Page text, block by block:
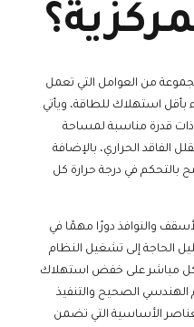
من العوامل التي تعمل
استهلاك للطاقة، ويأتي
ذات قدرة مناسبة لمساحة
الفاقد الحراري، بالإضافة
بالتحكم في درجة حرارة كل
والنوافذ دورًا مهمًا في
الحاجة إلى تشغيل النظام
مباشر على خفض استهلاك
الهندسي الصحيح والتنفيذ
الأساسية التي تضمن